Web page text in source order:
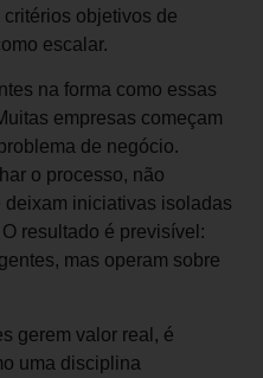
objetivos de
escalar.
na forma como essas
empresas começam
de negócio.
o processo, não
iniciativas isoladas
resultado é previsível:
mas operam sobre
gerem valor real, é
uma disciplina